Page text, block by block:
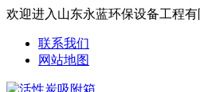
欢迎进入山东永蓝环保设备工程
联系我们
网站地图